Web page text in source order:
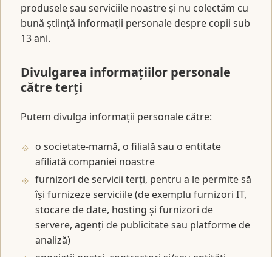
produsele sau serviciile noastre și nu colectăm cu
bună știință informații personale despre copii sub
13 ani.
Divulgarea informațiilor personale
către terți
Putem divulga informații personale către:
o societate-mamă, o filială sau o entitate
afiliată companiei noastre
furnizori de servicii terți, pentru a le permite să
își furnizeze serviciile (de exemplu furnizori IT,
stocare de date, hosting și furnizori de
servere, agenți de publicitate sau platforme de
analiză)